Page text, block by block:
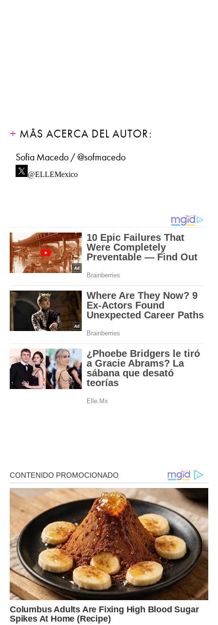
MÁS ACERCA DEL AUTOR:
Sofia Macedo / @sofmacedo
@ELLEMexico